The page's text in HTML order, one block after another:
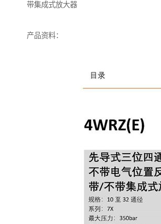
带集成式放大器
产品资料：